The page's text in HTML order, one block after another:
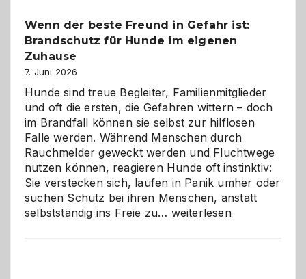
und
herzlich
Wenn der beste Freund in Gefahr ist:
Brandschutz für Hunde im eigenen
Zuhause
7. Juni 2026
Hunde sind treue Begleiter, Familienmitglieder
und oft die ersten, die Gefahren wittern – doch
im Brandfall können sie selbst zur hilflosen
Falle werden. Während Menschen durch
Rauchmelder geweckt werden und Fluchtwege
nutzen können, reagieren Hunde oft instinktiv:
Sie verstecken sich, laufen in Panik umher oder
suchen Schutz bei ihren Menschen, anstatt
selbstständig ins Freie zu… Wenn
weiterlesen